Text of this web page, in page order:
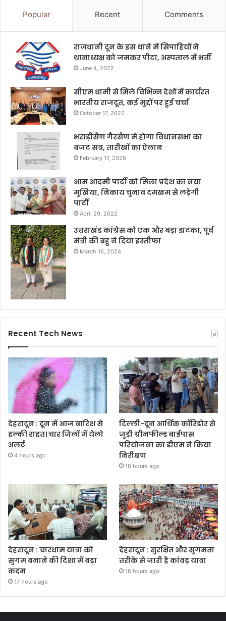
Popular Recent Comments
राजधानी दून के इस थाने में सिपाहियों ने
थानाध्यक्ष को जमकर पीटा, अस्पताल में भर्ती
June 4, 2022
सीएम धामी से मिले विभिन्न देशों में कार्यरत
भारतीय राजदूत, कई मुद्दों पर हुई चर्चा
October 17, 2022
भराड़ीसैंण गैरसैंण में होगा विधानसभा का
बजट सत्र, तारीखों का ऐलान
February 17, 2026
आम आदमी पार्टी को मिला प्रदेश का नया
मुखिया, निकाय चुनाव दमखम से लड़ेगी
पार्टी
April 29, 2022
उत्तराखंड कांग्रेस को एक और बड़ा झटका, पूर्व
मंत्री की बहु ने दिया इस्तीफा
March 16, 2024
Recent Tech News
देहरादून : दून में आज बारिश से
हल्की राहत। चार जिलों में येलो
अलर्ट
4 hours ago
दिल्ली-दून आर्थिक कॉरिडोर से
जुड़ी ग्रीनफील्ड बाईपास
परियोजना का डीएम ने किया
निरीक्षण
16 hours ago
देहरादून : चारधाम यात्रा को
सुगम बनाने की दिशा में बड़ा
कदम
17 hours ago
देहरादून : सुरक्षित और सुगमता
तरीके से जारी है कांवड़ यात्रा
18 hours ago